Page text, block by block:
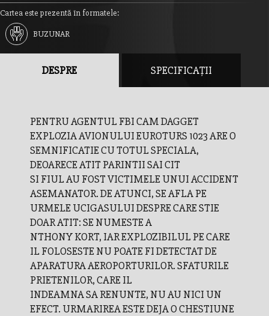
Cartea este prezentă în formatele:
BUZUNAR
DESPRE SPECIFICAȚII
PENTRU AGENTUL FBI CAM DAGGET
EXPLOZIA AVIONULUI EUROTURS 1023 ARE O
SEMNIFICATIE CU TOTUL SPECIALA,
DEOARECE ATIT PARINTII SAI CIT
SI FIUL AU FOST VICTIMELE UNUI ACCIDENT
ASEMANATOR. DE ATUNCI, SE AFLA PE
URMELE UCIGASULUI DESPRE CARE STIE
DOAR ATIT: SE NUMESTE A
NTHONY KORT, IAR EXPLOZIBILUL PE CARE
IL FOLOSESTE NU POATE FI DETECTAT DE
APARATURA AEROPORTURILOR. SFATURILE
PRIETENILOR, CARE IL
INDEAMNA SA RENUNTE, NU AU NICI UN
EFECT. URMARIREA ESTE DEJA O CHESTIUNE